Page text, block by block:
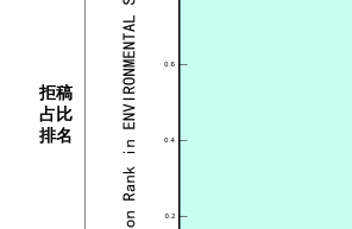
拒稿
占比
排名